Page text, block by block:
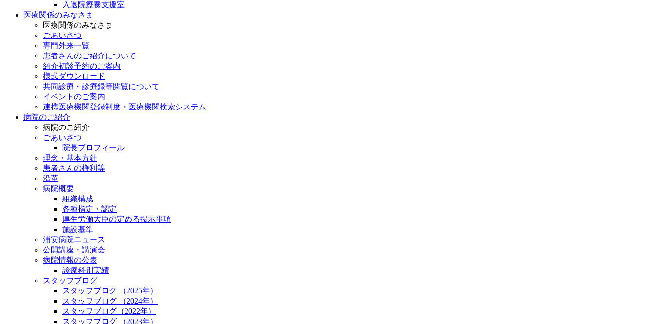
入退院療養支援室
医療関係のみなさま
医療関係のみなさま
ごあいさつ
専門外来一覧
患者さんのご紹介について
紹介初診予約のご案内
様式ダウンロード
共同診療・診療録等閲覧について
イベントのご案内
連携医療機関登録制度・医療機関検索システム
病院のご紹介
病院のご紹介
ごあいさつ
院長プロフィール
理念・基本方針
患者さんの権利等
沿革
病院概要
組織構成
各種指定・認定
厚生労働大臣の定める掲示事項
施設基準
浦安病院ニュース
公開講座・講演会
病院情報の公表
診療科別実績
スタッフブログ
スタッフブログ （2025年）
スタッフブログ （2024年）
スタッフブログ（2022年）
スタッフブログ （2023年）